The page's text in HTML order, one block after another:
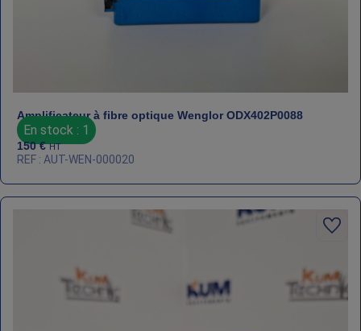
Amplificateur à fibre optique Wenglor ODX402P0088
En stock : 1
150€ HT
REF : AUT-WEN-000020